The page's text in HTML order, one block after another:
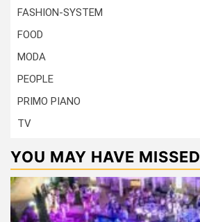
FASHION-SYSTEM
FOOD
MODA
PEOPLE
PRIMO PIANO
TV
YOU MAY HAVE MISSED